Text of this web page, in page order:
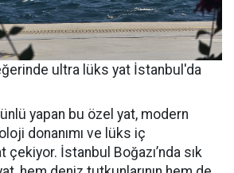
ultra lüks yat İstanbul'da
yapan bu özel yat, modern
donanımı ve lüks iç
çekiyor. İstanbul Boğazı’nda sık